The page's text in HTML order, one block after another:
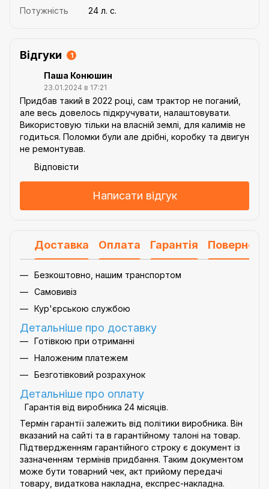
Потужність 24 л. с.
Відгуки 1
Паша Конюшин
23.01.2024 в 17:21
Придбав такий в 2022 році, сам трактор не поганий,
але весь довелось підкручувати, налаштовувати.
Використовую тільки на власній землі, для калимів не
годиться. Поломки були але дрібні, коробку та двигун
не ремонтував.
Відповісти
Написати відгук
Доставка Оплата Гарантія
Безкоштовно, нашим транспортом
Самовивіз
Кур'єрською службою
Детальніше про доставку
Готівкою при отриманні
Наложеним платежем
Безготівковий розрахунок
Детальніше про оплату
Гарантія від виробника 24 місяців.
Термін гарантії залежить від політики виробника. Він
вказаний на сайті та в гарантійному талоні на товар.
Підтвердженням гарантійного строку є документ із
зазначенням термінів придбання. Таким документом
може бути товарний чек, акт прийому передачі
товару, видаткова накладна, експрес-накладна.